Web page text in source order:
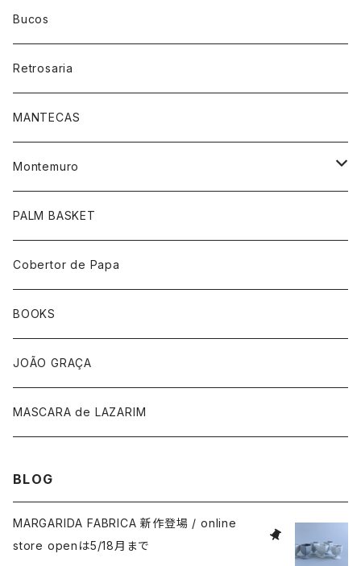
Bucos
Retrosaria
MANTECAS
Montemuro
靴下柄あり
靴下ホワイト
帽子
手袋
PALM BASKET
Cobertor de Papa
BOOKS
JOÃO GRAÇA
MASCARA de LAZARIM
BLOG
MARGARIDA FABRICA 新作登場 / online
store openは5/18月まで